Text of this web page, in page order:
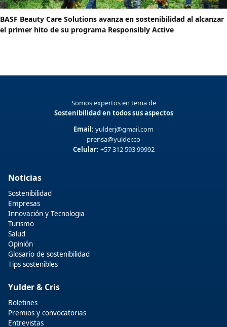
BASF Beauty Care Solutions avanza en sostenibilidad al alcanzar
el primer hito de su programa Responsibly Active
Somos expertos en tema de
Sostenibilidad en todos sus aspectos
Email: yulderj@gmail.com
prensa@yulder.co
Celular: +57 312 593 99992
Noticias
Sostenibilidad
Empresas
Innovación y Tecnologia
Turismo
Salud
Opinión
Glosario de sostenibilidad
Tips sostenibles
Yulder & Cris
Boletines
Premios y convocatorias
Entrevistas